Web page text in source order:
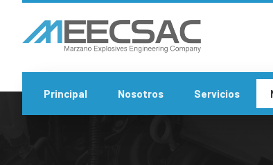
Principal Nosotros Servicios